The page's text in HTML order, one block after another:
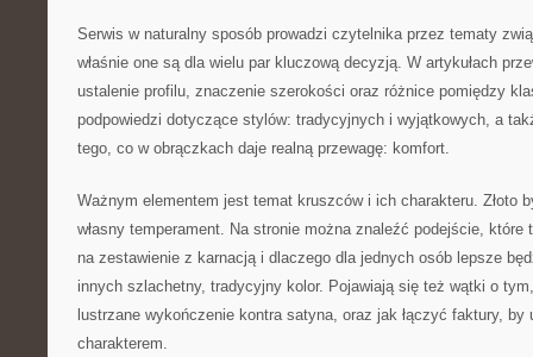
Serwis w naturalny sposób prowadzi czytelnika przez tematy
właśnie one są dla wielu par kluczową decyzją. W artykułach
ustalenie profilu, znaczenie szerokości oraz różnice pomiędzy
podpowiedzi dotyczące stylów: tradycyjnych i wyjątkowych, a
tego, co w obrączkach daje realną przewagę: komfort.
Ważnym elementem jest temat kruszców i ich charakteru. Złoto
własny temperament. Na stronie można znaleźć podejście, które
na zestawienie z karnacją i dlaczego dla jednych osób lepsze
innych szlachetny, tradycyjny kolor. Pojawiają się też wątki o
lustrzane wykończenie kontra satyna, oraz jak łączyć faktury,
charakterem.